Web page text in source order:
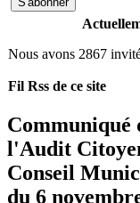
Nous avons 2867
Fil Rss de ce site
Communiqué
l'Audit
Conseil
du 6